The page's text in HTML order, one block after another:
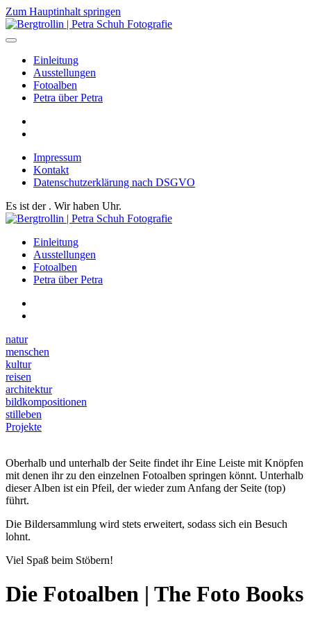
Zum Hauptinhalt springen
Einleitung
Ausstellungen
Fotoalben
Petra über Petra
Impressum
Kontakt
Datenschutzerklärung nach DSGVO
Es ist der . Wir haben Uhr.
Einleitung
Ausstellungen
Fotoalben
Petra über Petra
natur
menschen
kultur
reisen
architektur
bildkompositionen
stilleben
Projekte
Oberhalb und unterhalb der Seite findet ihr Eine Leiste mit Knöpfen
mit denen ihr zu den einzelnen Fotoalben springen könnt. Unterhalb
dieser Alben ist ein Pfeil, der wieder zum Anfang der Seite (top)
führt.
Die Bildersammlung wird stets erweitert, sodass sich ein Besuch
lohnt.
Viel Spaß beim Stöbern!
Die Fotoalben | The Foto Books